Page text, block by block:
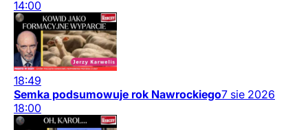
14:00
18:49
Semka podsumowuje rok Nawrockiego7 sie 2026
18:00